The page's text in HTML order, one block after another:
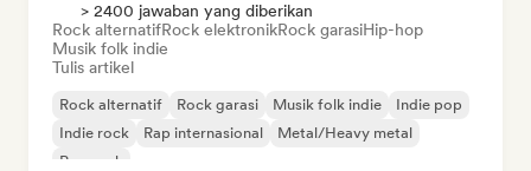
> 2400 jawaban yang diberikan
Rock alternatifRock elektronikRock garasiHip-hop
Musik folk indie
Tulis artikel
Rock alternatif Rock garasi Musik folk indie
Indie pop
Indie rock
Rap internasional
Metal/Heavy metal
Pop rock